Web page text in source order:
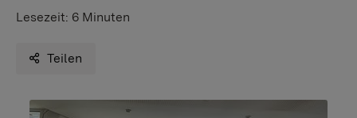
Lesezeit: 6 Minuten
Teilen